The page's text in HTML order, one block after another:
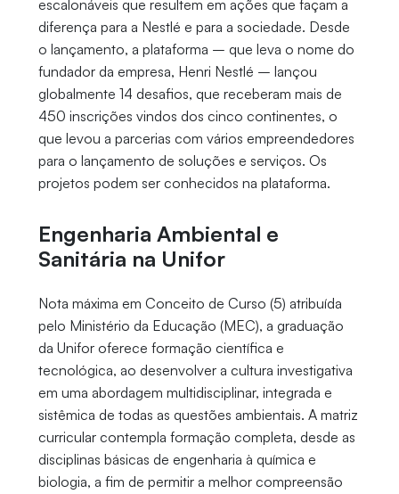
escalonáveis que resultem em ações que façam a
diferença para a Nestlé e para a sociedade. Desde
o lançamento, a plataforma – que leva o nome do
fundador da empresa, Henri Nestlé – lançou
globalmente 14 desafios, que receberam mais de
450 inscrições vindos dos cinco continentes, o
que levou a parcerias com vários empreendedores
para o lançamento de soluções e serviços. Os
projetos podem ser conhecidos na plataforma.
Engenharia Ambiental e
Sanitária na Unifor
Nota máxima em Conceito de Curso (5) atribuída
pelo Ministério da Educação (MEC), a graduação
da Unifor oferece formação científica e
tecnológica, ao desenvolver a cultura investigativa
em uma abordagem multidisciplinar, integrada e
sistêmica de todas as questões ambientais. A matriz
curricular contempla formação completa, desde as
disciplinas básicas de engenharia à química e
biologia, a fim de permitir a melhor compreensão